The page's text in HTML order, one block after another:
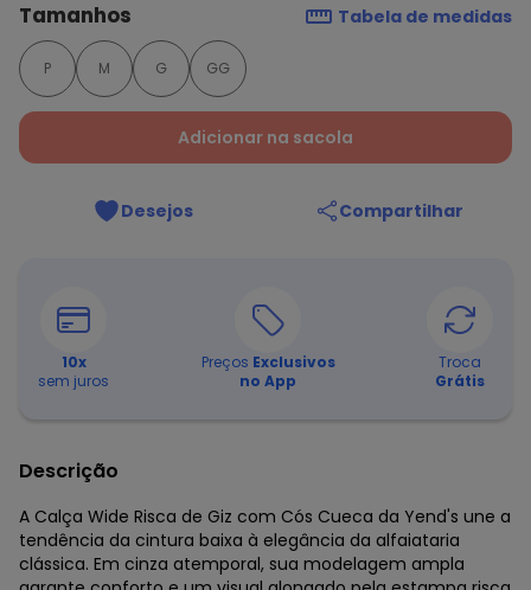
Tamanhos Tabela de medidas
P M G GG
Adicionar na sacola
Desejos Compartilhar
10x
sem juros
Preços Exclusivos
no App
Troca
Grátis
Descrição
A Calça Wide Risca de Giz com Cós Cueca da Yend's une a
tendência da cintura baixa à elegância da alfaiataria
clássica. Em cinza atemporal, sua modelagem ampla